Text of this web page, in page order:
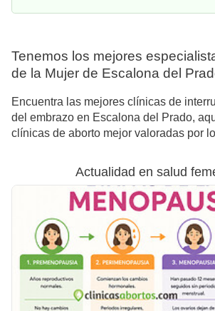
Tenemos los mejores
de la Mujer de Escalona del
Encuentra las mejores clínicas de
del embrazo en Escalona del Prado,
clínicas de aborto mejor valoradas por
Actualidad en salud